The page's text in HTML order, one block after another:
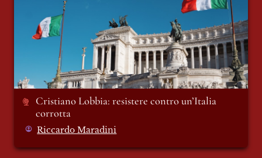
Cristiano Lobbia: resistere contro un’Italia
corrotta
Riccardo Maradini